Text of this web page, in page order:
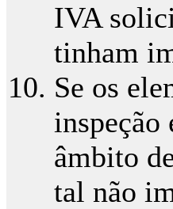
IVA
tinham
Se os
inspeção
âmbito
tal não